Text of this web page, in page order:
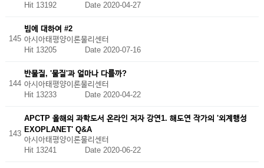
Hit 13192
Date 2020-04-27
145
빔에 대하여 #2
아시아태평양이론물리센터
Hit 13205 Date 2020-07-16
144
반물질, '물질'과 얼마나 다를까?
아시아태평양이론물리센터
Hit 13233 Date 2020-04-22
143
APCTP 올해의 과학도서 온라인 저자 강연1. 해도연 작가의 '외계행성
EXOPLANET' Q&A
아시아태평양이론물리센터
Hit 13241
Date 2020-06-22